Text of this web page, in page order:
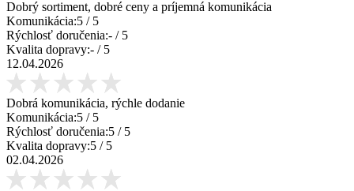
Dobrý sortiment, dobré ceny a príjemná komunikácia
Komunikácia:5 / 5
Rýchlosť doručenia:- / 5
Kvalita dopravy:- / 5
12.04.2026
Dobrá komunikácia, rýchle dodanie
Komunikácia:5 / 5
Rýchlosť doručenia:5 / 5
Kvalita dopravy:5 / 5
02.04.2026